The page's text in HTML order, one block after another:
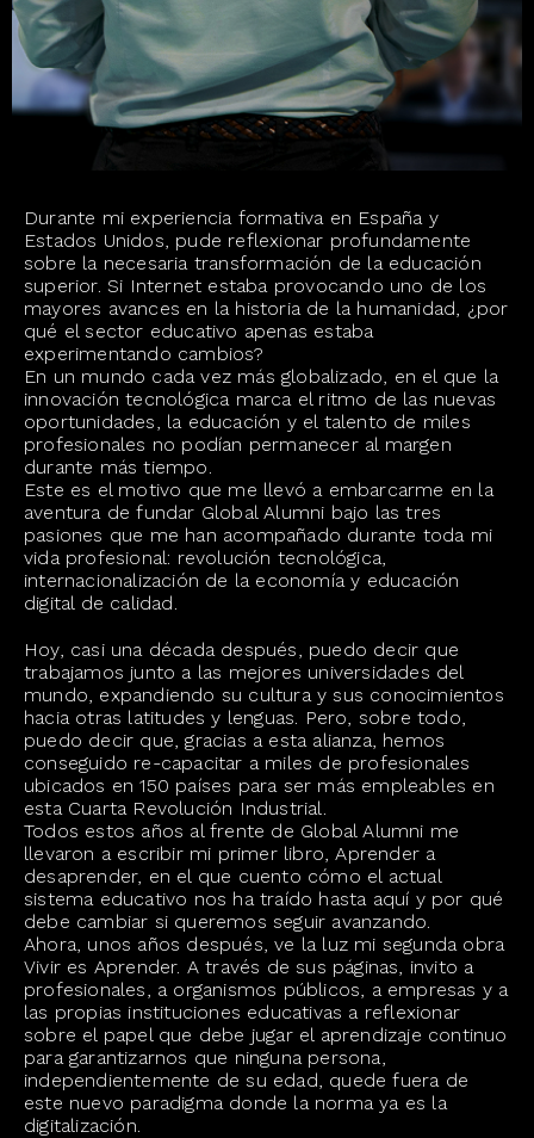
Durante mi experiencia formativa en España y
Estados Unidos, pude reflexionar profundamente
sobre la necesaria transformación de la educación
superior. Si Internet estaba provocando uno de los
mayores avances en la historia de la humanidad, ¿por
qué el sector educativo apenas estaba
experimentando cambios?
En un mundo cada vez más globalizado, en el que la
innovación tecnológica marca el ritmo de las nuevas
oportunidades, la educación y el talento de miles
profesionales no podían permanecer al margen
durante más tiempo.
Este es el motivo que me llevó a embarcarme en la
aventura de fundar Global Alumni bajo las tres
pasiones que me han acompañado durante toda mi
vida profesional: revolución tecnológica,
internacionalización de la economía y educación
digital de calidad.
Hoy, casi una década después, puedo decir que
trabajamos junto a las mejores universidades del
mundo, expandiendo su cultura y sus conocimientos
hacia otras latitudes y lenguas. Pero, sobre todo,
puedo decir que, gracias a esta alianza, hemos
conseguido re-capacitar a miles de profesionales
ubicados en 150 países para ser más empleables en
esta Cuarta Revolución Industrial.
Todos estos años al frente de Global Alumni me
llevaron a escribir mi primer libro, Aprender a
desaprender, en el que cuento cómo el actual
sistema educativo nos ha traído hasta aquí y por qué
debe cambiar si queremos seguir avanzando.
Ahora, unos años después, ve la luz mi segunda obra
Vivir es Aprender. A través de sus páginas, invito a
profesionales, a organismos públicos, a empresas y a
las propias instituciones educativas a reflexionar
sobre el papel que debe jugar el aprendizaje continuo
para garantizarnos que ninguna persona,
independientemente de su edad, quede fuera de
este nuevo paradigma donde la norma ya es la
digitalización.